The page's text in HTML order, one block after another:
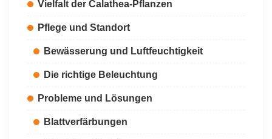
Vielfalt der Calathea-Pflanzen
Pflege und Standort
Bewässerung und Luftfeuchtigkeit
Die richtige Beleuchtung
Probleme und Lösungen
Blattverfärbungen